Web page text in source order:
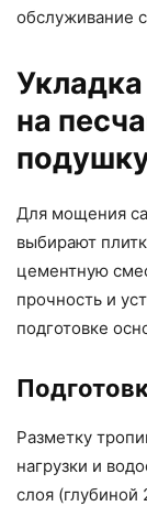
обслуживание
на
Для мощения
выбирают
цементную
прочность и
подготовке
Разметку
нагрузки и
слоя (глубиной